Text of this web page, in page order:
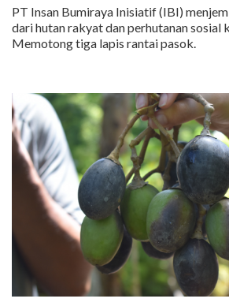
PT Insan Bumiraya Inisiatif (IBI)
dari hutan rakyat dan perhutanan sosial
Memotong tiga lapis rantai pasok.